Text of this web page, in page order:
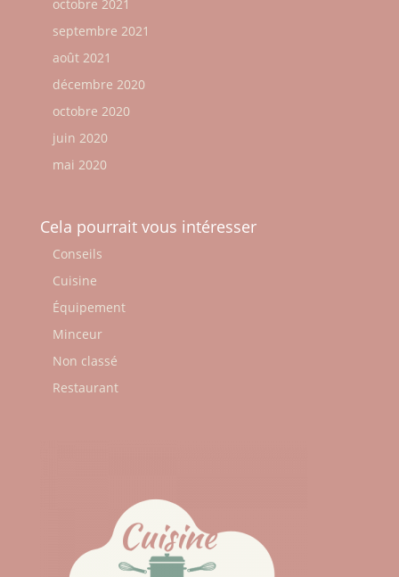
octobre 2021
septembre 2021
août 2021
décembre 2020
octobre 2020
juin 2020
mai 2020
Cela pourrait vous intéresser
Conseils
Cuisine
Équipement
Minceur
Non classé
Restaurant